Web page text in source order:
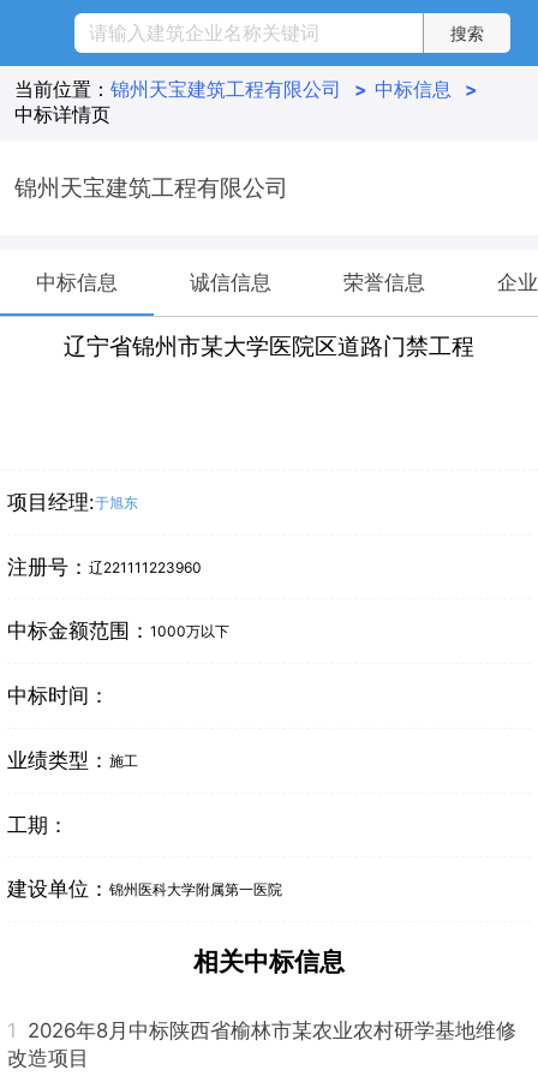
当前位置： 锦州天宝建筑工程有限公司 > 中标信息
>
中标详情页
锦州天宝建筑工程有限公司
中标信息 诚信信息 荣誉信息 企
辽宁省锦州市某大学医院区道路门禁工程
项目经理:于旭东
注册号： 辽221111223960
中标金额范围： 1000万以下
中标时间：
业绩类型： 施工
工期：
建设单位： 锦州医科大学附属第一医院
相关中标信息
1 2026年8月中标陕西省榆林市某农业农村研学基地维修
改造项目